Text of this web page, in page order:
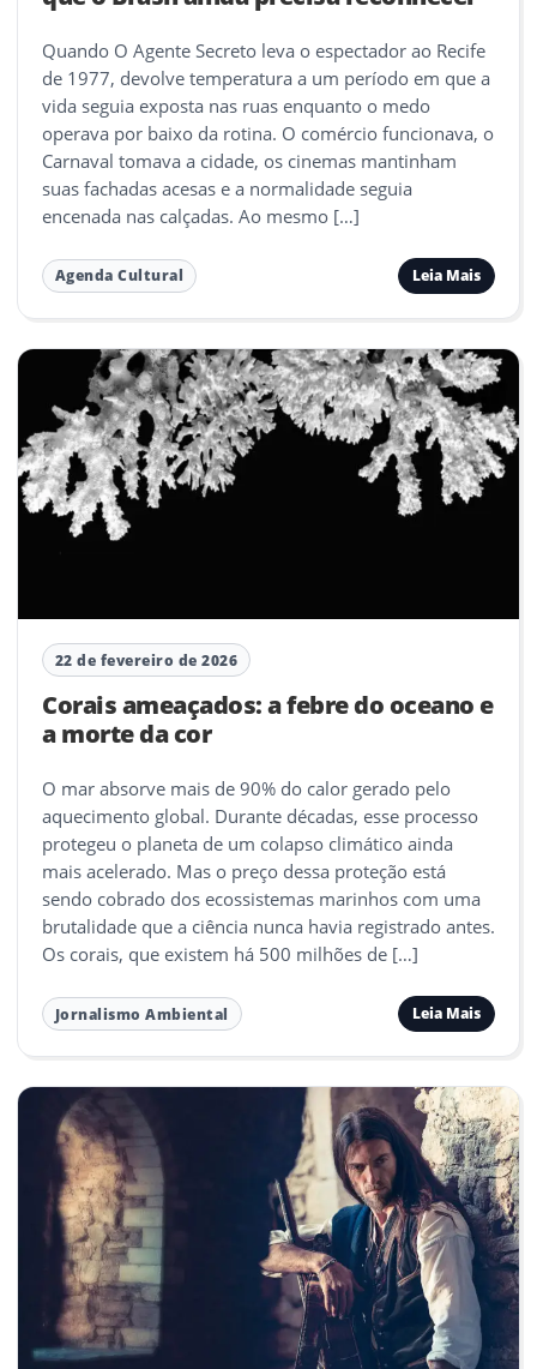
Quando O Agente Secreto leva o espectador ao Recife
de 1977, devolve temperatura a um período em que a
vida seguia exposta nas ruas enquanto o medo
operava por baixo da rotina. O comércio funcionava, o
Carnaval tomava a cidade, os cinemas mantinham
suas fachadas acesas e a normalidade seguia
encenada nas calçadas. Ao mesmo […]
Agenda Cultural Leia Mais
22 de fevereiro de 2026
Corais ameaçados: a febre do oceano e
a morte da cor
O mar absorve mais de 90% do calor gerado pelo
aquecimento global. Durante décadas, esse processo
protegeu o planeta de um colapso climático ainda
mais acelerado. Mas o preço dessa proteção está
sendo cobrado dos ecossistemas marinhos com uma
brutalidade que a ciência nunca havia registrado antes.
Os corais, que existem há 500 milhões de […]
Jornalismo Ambiental Leia Mais